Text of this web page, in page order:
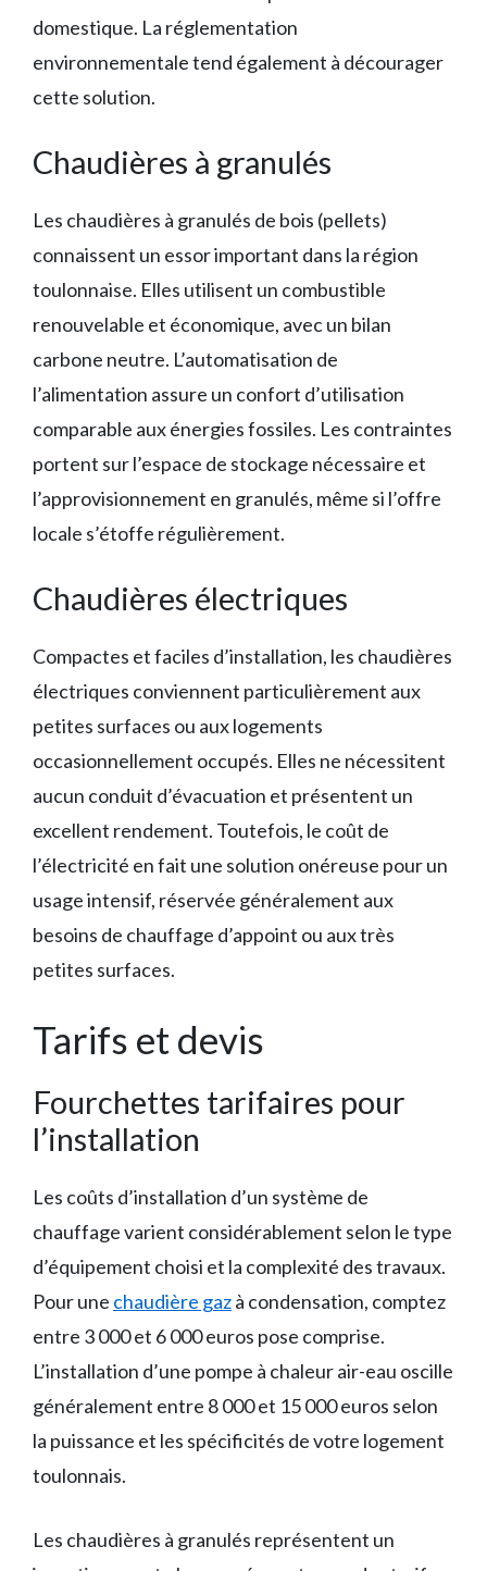
domestique. La réglementation
environnementale tend également à décourager
cette solution.
Chaudières à granulés
Les chaudières à granulés de bois (pellets)
connaissent un essor important dans la région
toulonnaise. Elles utilisent un combustible
renouvelable et économique, avec un bilan
carbone neutre. L’automatisation de
l’alimentation assure un confort d’utilisation
comparable aux énergies fossiles. Les contraintes
portent sur l’espace de stockage nécessaire et
l’approvisionnement en granulés, même si l’offre
locale s’étoffe régulièrement.
Chaudières électriques
Compactes et faciles d’installation, les chaudières
électriques conviennent particulièrement aux
petites surfaces ou aux logements
occasionnellement occupés. Elles ne nécessitent
aucun conduit d’évacuation et présentent un
excellent rendement. Toutefois, le coût de
l’électricité en fait une solution onéreuse pour un
usage intensif, réservée généralement aux
besoins de chauffage d’appoint ou aux très
petites surfaces.
Tarifs et devis
Fourchettes tarifaires pour
l’installation
Les coûts d’installation d’un système de
chauffage varient considérablement selon le type
d’équipement choisi et la complexité des travaux.
Pour une chaudière gazà condensation, comptez
entre 3 000 et 6 000 euros pose comprise.
L’installation d’une pompe à chaleur air-eau oscille
généralement entre 8 000 et 15 000 euros selon
la puissance et les spécificités de votre logement
toulonnais.
Les chaudières à granulés représentent un